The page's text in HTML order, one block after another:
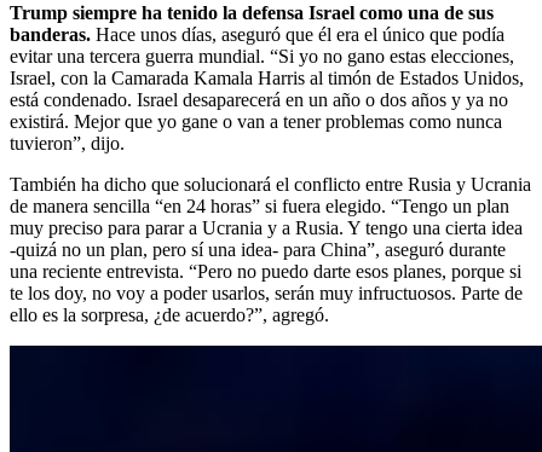
Trump siempre ha tenido la defensa Israel como una de sus
banderas. Hace unos días, aseguró que él era el único que podía
evitar una tercera guerra mundial. “Si yo no gano estas elecciones,
Israel, con la Camarada Kamala Harris al timón de Estados Unidos,
está condenado. Israel desaparecerá en un año o dos años y ya no
existirá. Mejor que yo gane o van a tener problemas como nunca
tuvieron”, dijo.
También ha dicho que solucionará el conflicto entre Rusia y Ucrania
de manera sencilla “en 24 horas” si fuera elegido. “Tengo un plan
muy preciso para parar a Ucrania y a Rusia. Y tengo una cierta idea
-quizá no un plan, pero sí una idea- para China”, aseguró durante
una reciente entrevista. “Pero no puedo darte esos planes, porque si
te los doy, no voy a poder usarlos, serán muy infructuosos. Parte de
ello es la sorpresa, ¿de acuerdo?”, agregó.